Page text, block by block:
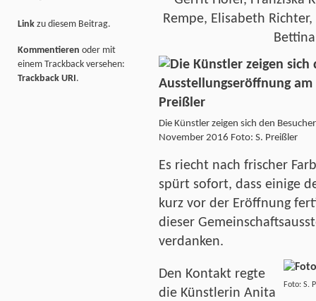
Rempe, Elisabeth
Die Künstler zeigen sich den
November 2016 Foto: S. Preißler
Es riecht nach frischer
spürt sofort, dass einige
kurz vor der Eröffnung
dieser
verdanken.
Foto: S.
Den Kontakt regte
die Künstlerin Anita
Link zu diesem Beitrag.
Kommentieren oder mit
einem Trackback versehen:
Trackback URI.